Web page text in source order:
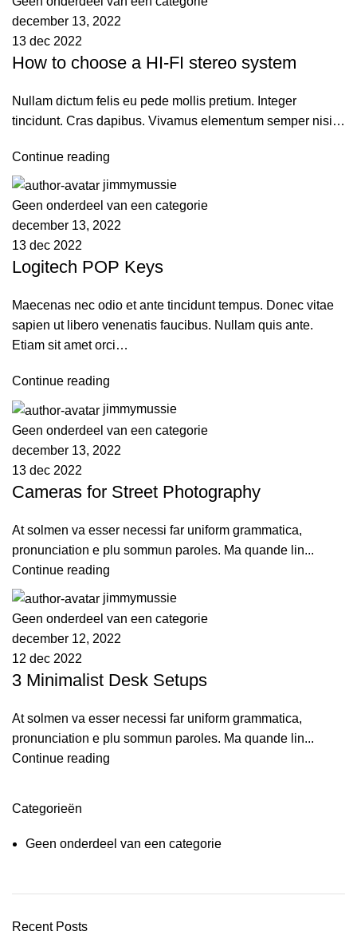
december 13, 2022
13 dec 2022
How to choose a HI-FI stereo system
Nullam dictum felis eu pede mollis pretium. Integer
tincidunt. Cras dapibus. Vivamus elementum semper nisi…
Continue reading
jimmymussie
Geen onderdeel van een categorie
december 13, 2022
13 dec 2022
Logitech POP Keys
Maecenas nec odio et ante tincidunt tempus. Donec vitae
sapien ut libero venenatis faucibus. Nullam quis ante.
Etiam sit amet orci…
Continue reading
jimmymussie
Geen onderdeel van een categorie
december 13, 2022
13 dec 2022
Cameras for Street Photography
At solmen va esser necessi far uniform grammatica,
pronunciation e plu sommun paroles. Ma quande lin...
Continue reading
jimmymussie
Geen onderdeel van een categorie
december 12, 2022
12 dec 2022
3 Minimalist Desk Setups
At solmen va esser necessi far uniform grammatica,
pronunciation e plu sommun paroles. Ma quande lin...
Continue reading
Categorieën
Geen onderdeel van een categorie
Recent Posts